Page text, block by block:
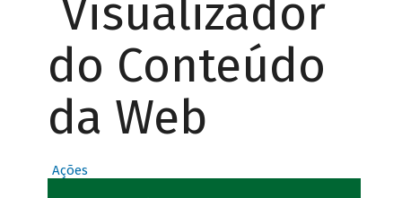
Visualizador
do Conteúdo
da Web
Ações